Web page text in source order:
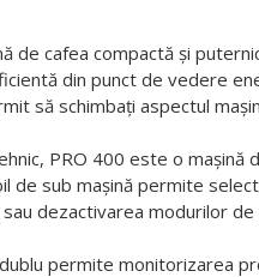
de cafea compactă și
din punct de vedere
să schimbați aspectul
PRO 400 este o mașină
de sub mașină permite
dezactivarea modurilor de
permite monitorizarea